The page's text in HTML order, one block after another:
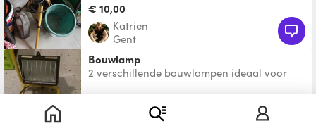
€ 10,00
Katrien
Gent
bouwlamp
2 verschillende bouwlampen ideaal voor